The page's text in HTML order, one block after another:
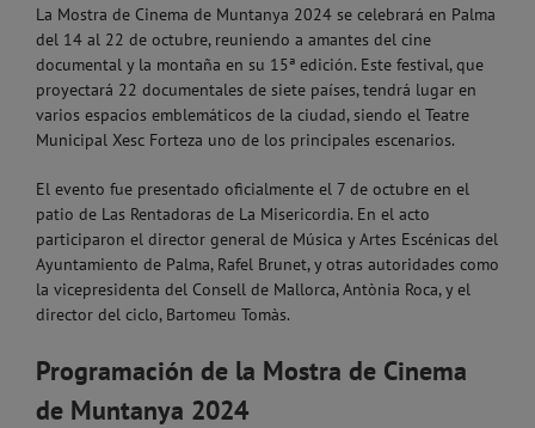
La Mostra de Cinema de Muntanya 2024 se celebrará en Palma
del 14 al 22 de octubre, reuniendo a amantes del cine
documental y la montaña en su 15ª edición. Este festival, que
proyectará 22 documentales de siete países, tendrá lugar en
varios espacios emblemáticos de la ciudad, siendo el Teatre
Municipal Xesc Forteza uno de los principales escenarios.
El evento fue presentado oficialmente el 7 de octubre en el
patio de Las Rentadoras de La Misericordia. En el acto
participaron el director general de Música y Artes Escénicas del
Ayuntamiento de Palma, Rafel Brunet, y otras autoridades como
la vicepresidenta del Consell de Mallorca, Antònia Roca, y el
director del ciclo, Bartomeu Tomàs.
Programación de la Mostra de Cinema
de Muntanya 2024